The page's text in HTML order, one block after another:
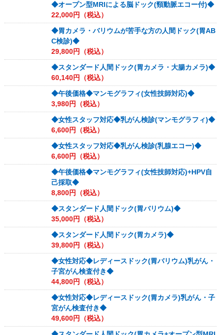
◆オープン型MRIによる脳ドック(頸動脈エコー付)◆
22,000円（税込）
◆胃カメラ・バリウムが苦手な方の人間ドック(胃AB
C検診)◆
29,800円（税込）
◆スタンダード人間ドック(胃カメラ・大腸カメラ)◆
60,140円（税込）
◆午後価格◆マンモグラフィ(女性技師対応)◆
3,980円（税込）
◆女性スタッフ対応◆乳がん検診(マンモグラフィ)◆
6,600円（税込）
◆女性スタッフ対応◆乳がん検診(乳腺エコー)◆
6,600円（税込）
◆午後価格◆マンモグラフィ(女性技師対応)+HPV自
己採取◆
8,800円（税込）
◆スタンダード人間ドック(胃バリウム)◆
35,000円（税込）
◆スタンダード人間ドック(胃カメラ)◆
39,800円（税込）
◆女性対応◆レディースドック(胃バリウム)乳がん・
子宮がん検査付き◆
44,800円（税込）
◆女性対応◆レディースドック(胃カメラ)乳がん・子
宮がん検査付き◆
49,600円（税込）